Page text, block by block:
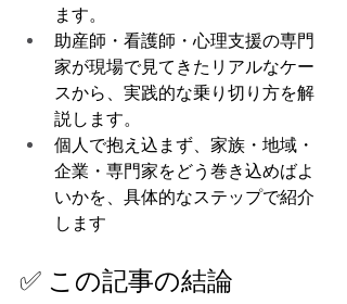
ます。
助産師・看護師・心理支援の専門
家が現場で見てきたリアルなケー
スから、実践的な乗り切り方を解
説します。
個人で抱え込まず、家族・地域・
企業・専門家をどう巻き込めばよ
いかを、具体的なステップで紹介
します
✅ この記事の結論